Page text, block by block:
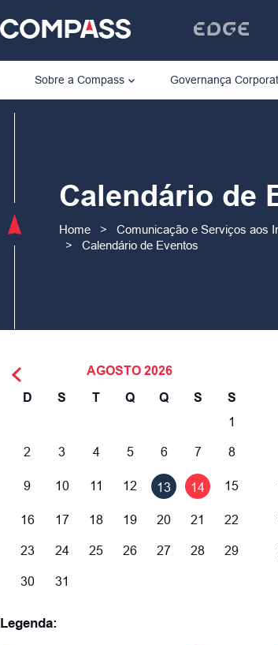
Sobre a Compass Governança
Calendário de
Home >
Comunicação e Serviços aos
>
Calendário de Eventos
AGOSTO 2026
D
S T Q Q S
S
1
2 3 4 5 6 7 8
9 10 11 12 13 14 15
16 17 18 19 20 21 22
23 24 25 26 27 28 29
30 31
Legenda: